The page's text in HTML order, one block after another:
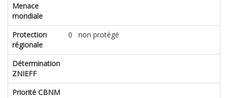
Menace
mondiale
Protection
régionale
0 non protégé
Détermination
ZNIEFF
Priorité CBNM